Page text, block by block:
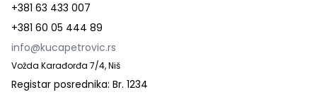
+381 63 433 007
+381 60 05 444 89
info@kucapetrovic.rs
Vožda Karađorđa 7/4, Niš
Registar posrednika: Br. 1234